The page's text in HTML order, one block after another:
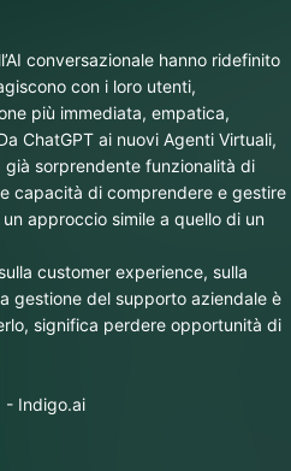
conversazionale hanno ridefinito
con i loro utenti,
più immediata, empatica,
ChatGPT ai nuovi Agenti Virtuali,
già sorprendente funzionalità di
capacità di comprendere e gestire
approccio simile a quello di un
customer experience, sulla
gestione del supporto aziendale è
significa perdere opportunità di
- Indigo.ai